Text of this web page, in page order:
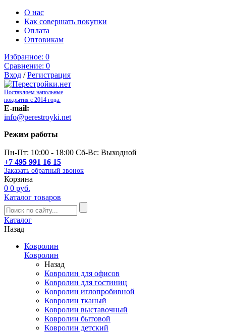
О нас
Как совершать покупки
Оплата
Оптовикам
Избранное: 0
Сравнение: 0
Вход /Регистрация
Поставляем напольные
покрытия с 2014 года.
E-mail:
info@perestroyki.net
Режим работы
Пн-Пт: 10:00 - 18:00 Сб-Вс: Выходной
+7 495 991 16 15
Заказать обратный звонок
Корзина
0 0 руб.
Каталог товаров
Каталог
Назад
Ковролин
Ковролин
Назад
Ковролин для офисов
Ковролин для гостиниц
Ковролин иглопробивной
Ковролин тканый
Ковролин выставочный
Ковролин бытовой
Ковролин детский